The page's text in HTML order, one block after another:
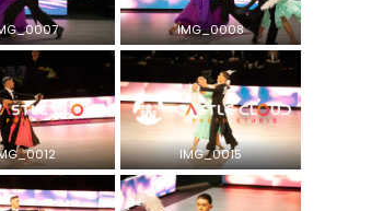
IMG_0008
IMG_0015